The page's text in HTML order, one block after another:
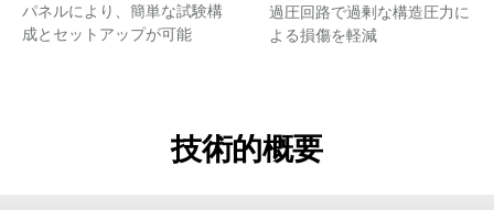
パネルにより、簡単な試験構
成とセットアップが可能
過圧回路で過剰な構造圧力に
よる損傷を軽減
技術的概要